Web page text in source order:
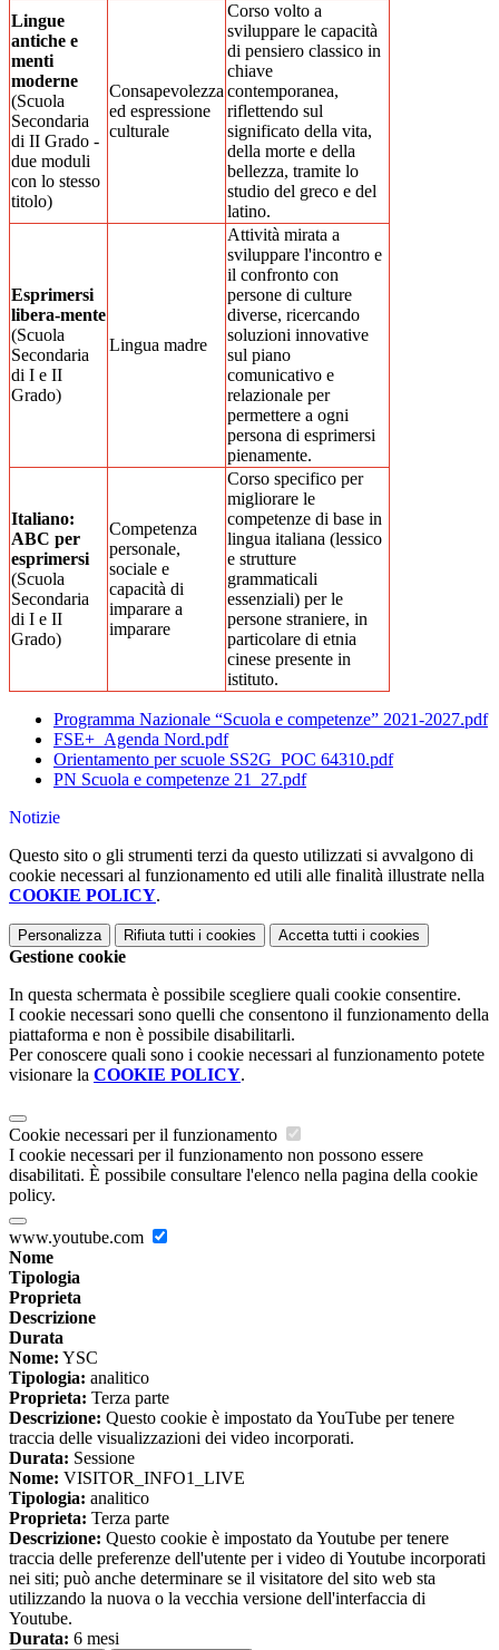
Lingue
antiche e
menti
moderne
(Scuola
Secondaria
di II Grado -
due moduli
con lo stesso
titolo)
Consapevolezza
ed espressione
culturale
Corso volto a
sviluppare le capacità
di pensiero classico in
chiave
contemporanea,
riflettendo sul
significato della vita,
della morte e della
bellezza, tramite lo
studio del greco e del
latino.
Esprimersi
libera-mente
(Scuola
Secondaria
di I e II
Grado)
Lingua madre
Attività mirata a
sviluppare l'incontro e
il confronto con
persone di culture
diverse, ricercando
soluzioni innovative
sul piano
comunicativo e
relazionale per
permettere a ogni
persona di esprimersi
pienamente.
Italiano:
ABC per
esprimersi
(Scuola
Secondaria
di I e II
Grado)
Competenza
personale,
sociale e
capacità di
imparare a
imparare
Corso specifico per
migliorare le
competenze di base in
lingua italiana (lessico
e strutture
grammaticali
essenziali) per le
persone straniere, in
particolare di etnia
cinese presente in
istituto.
Programma Nazionale “Scuola e competenze” 2021-2027.pdf
FSE+_Agenda Nord.pdf
Orientamento per scuole SS2G_POC 64310.pdf
PN Scuola e competenze 21_27.pdf
Notizie
Questo sito o gli strumenti terzi da questo utilizzati si avvalgono di
cookie necessari al funzionamento ed utili alle finalità illustrate nella
COOKIE POLICY.
Personalizza Rifiuta tutti i cookies Accetta tutti i cookies
Gestione cookie
In questa schermata è possibile scegliere quali cookie consentire.
I cookie necessari sono quelli che consentono il funzionamento della
piattaforma e non è possibile disabilitarli.
Per conoscere quali sono i cookie necessari al funzionamento potete
visionare la COOKIE POLICY.
Cookie necessari per il funzionamento
I cookie necessari per il funzionamento non possono essere
disabilitati. È possibile consultare l'elenco nella pagina della cookie
policy.
www.youtube.com
Nome
Tipologia
Proprieta
Descrizione
Durata
Nome: YSC
Tipologia: analitico
Proprieta: Terza parte
Descrizione: Questo cookie è impostato da YouTube per tenere
traccia delle visualizzazioni dei video incorporati.
Durata: Sessione
Nome: VISITOR_INFO1_LIVE
Tipologia: analitico
Proprieta: Terza parte
Descrizione: Questo cookie è impostato da Youtube per tenere
traccia delle preferenze dell'utente per i video di Youtube incorporati
nei siti; può anche determinare se il visitatore del sito web sta
utilizzando la nuova o la vecchia versione dell'interfaccia di
Youtube.
Durata: 6 mesi